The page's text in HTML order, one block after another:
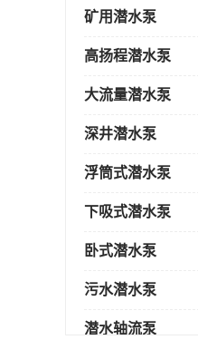
矿用潜水泵
高扬程潜水泵
大流量潜水泵
深井潜水泵
浮筒式潜水泵
下吸式潜水泵
卧式潜水泵
污水潜水泵
潜水轴流泵